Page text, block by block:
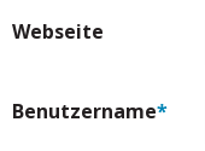
Webseite
Benutzername*